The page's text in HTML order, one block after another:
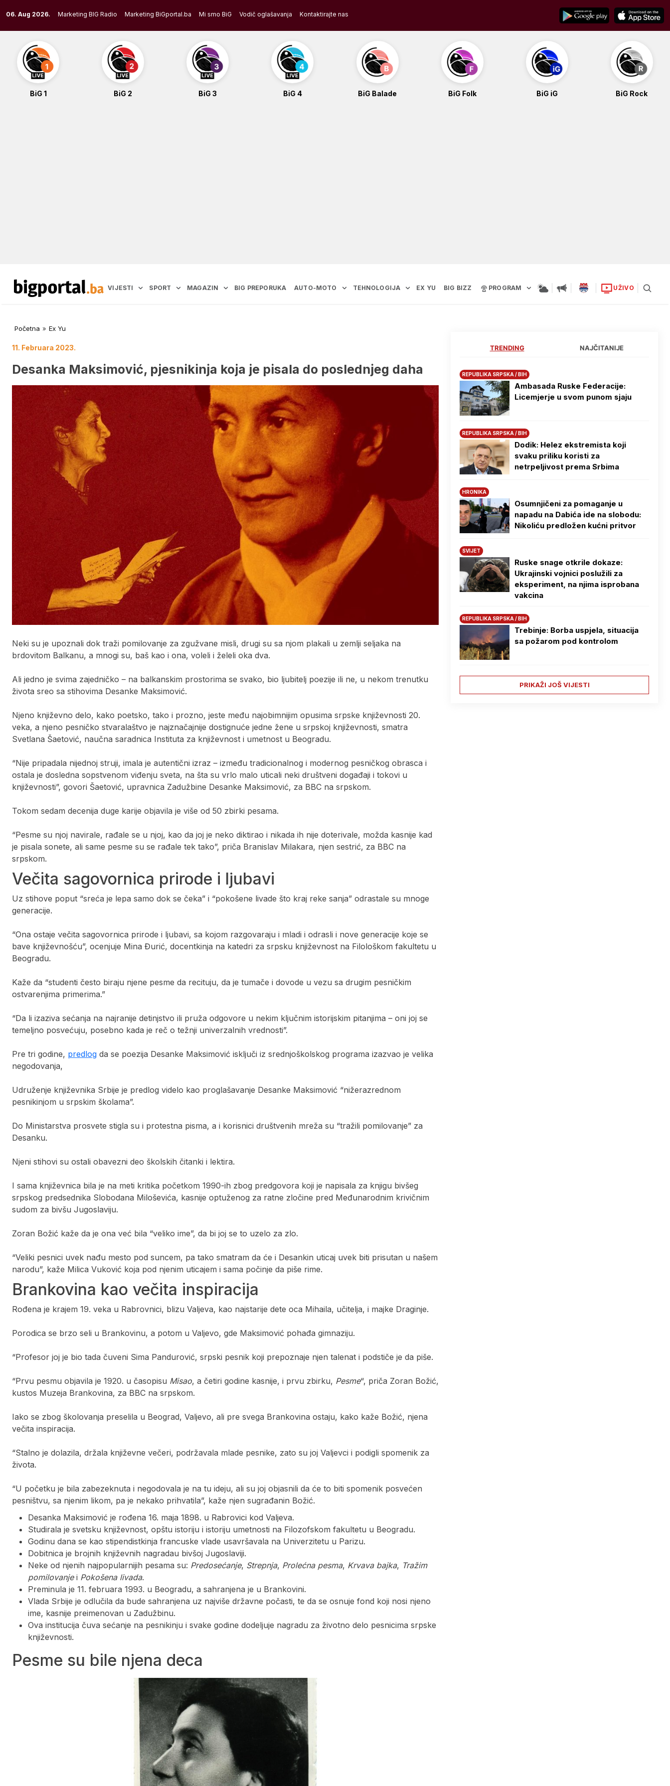
to
content
06. Aug 2026. Marketing BIG Radio Marketing BiGportal.ba Mi smo BiG Vodič oglašavanja Kontaktirajte nas
BiG 1 BiG 2 BiG 3 BiG 4 BiG Balade BiG Folk BiG iG BiG Rock
VIJESTI SPORT MAGAZIN BIG PREPORUKA AUTO-MOTO TEHNOLOGIJA EX YU BIG BIZZ PROGRAM UŽIVO
Početna » Ex Yu
11. Februara 2023.
Desanka Maksimović, pjesnikinja koja je pisala do poslednjeg daha
Neki su je upoznali dok traži pomilovanje za zgužvane misli, drugi su sa njom plakali u zemlji seljaka na
brdovitom Balkanu, a mnogi su, baš kao i ona, voleli i želeli oka dva.
Ali jedno je svima zajedničko – na balkanskim prostorima se svako, bio ljubitelj poezije ili ne, u nekom trenutku
života sreo sa stihovima Desanke Maksimović.
Njeno književno delo, kako poetsko, tako i prozno, jeste među najobimnijim opusima srpske književnosti 20.
veka, a njeno pesničko stvaralaštvo je najznačajnije dostignuće jedne žene u srpskoj književnosti, smatra
Svetlana Šaetović, naučna saradnica Instituta za književnost i umetnost u Beogradu.
“Nije pripadala nijednoj struji, imala je autentični izraz – između tradicionalnog i modernog pesničkog obrasca i
ostala je dosledna sopstvenom viđenju sveta, na šta su vrlo malo uticali neki društveni događaji i tokovi u
književnosti”, govori Šaetović, upravnica Zadužbine Desanke Maksimović, za BBC na srpskom.
Tokom sedam decenija duge karije objavila je više od 50 zbirki pesama.
“Pesme su njoj navirale, rađale se u njoj, kao da joj je neko diktirao i nikada ih nije doterivale, možda kasnije kad
je pisala sonete, ali same pesme su se rađale tek tako”, priča Branislav Milakara, njen sestrić, za BBC na
srpskom.
Večita sagovornica prirode i ljubavi
Uz stihove poput “sreća je lepa samo dok se čeka” i “pokošene livade što kraj reke sanja” odrastale su mnoge
generacije.
“Ona ostaje večita sagovornica prirode i ljubavi, sa kojom razgovaraju i mladi i odrasli i nove generacije koje se
bave književnošću”, ocenjuje Mina Đurić, docentkinja na katedri za srpsku književnost na Filološkom fakultetu u
Beogradu.
Kaže da “studenti često biraju njene pesme da recituju, da je tumače i dovode u vezu sa drugim pesničkim
ostvarenjima primerima.”
“Da li izaziva sećanja na najranije detinjstvo ili pruža odgovore u nekim ključnim istorijskim pitanjima – oni joj se
temeljno posvećuju, posebno kada je reč o težnji univerzalnih vrednosti”.
Pre tri godine, predlog da se poezija Desanke Maksimović isključi iz srednjoškolskog programa izazvao je velika
negodovanja,
Udruženje književnika Srbije je predlog videlo kao proglašavanje Desanke Maksimović “nižerazrednom
pesnikinjom u srpskim školama”.
Do Ministarstva prosvete stigla su i protestna pisma, a i korisnici društvenih mreža su “tražili pomilovanje” za
Desanku.
Njeni stihovi su ostali obavezni deo školskih čitanki i lektira.
I sama književnica bila je na meti kritika početkom 1990-ih zbog predgovora koji je napisala za knjigu bivšeg
srpskog predsednika Slobodana Miloševića, kasnije optuženog za ratne zločine pred Međunarodnim krivičnim
sudom za bivšu Jugoslaviju.
Zoran Božić kaže da je ona već bila “veliko ime”, da bi joj se to uzelo za zlo.
“Veliki pesnici uvek nađu mesto pod suncem, pa tako smatram da će i Desankin uticaj uvek biti prisutan u našem
narodu”, kaže Milica Vuković koja pod njenim uticajem i sama počinje da piše rime.
Brankovina kao večita inspiracija
Rođena je krajem 19. veka u Rabrovnici, blizu Valjeva, kao najstarije dete oca Mihaila, učitelja, i majke Draginje.
Porodica se brzo seli u Brankovinu, a potom u Valjevo, gde Maksimović pohađa gimnaziju.
“Profesor joj je bio tada čuveni Sima Pandurović, srpski pesnik koji prepoznaje njen talenat i podstiče je da piše.
“Prvu pesmu objavila je 1920. u časopisu Misao, a četiri godine kasnije, i prvu zbirku, Pesme“, priča Zoran Božić,
kustos Muzeja Brankovina, za BBC na srpskom.
Iako se zbog školovanja preselila u Beograd, Valjevo, ali pre svega Brankovina ostaju, kako kaže Božić, njena
večita inspiracija.
“Stalno je dolazila, držala književne večeri, podržavala mlade pesnike, zato su joj Valjevci i podigli spomenik za
života.
“U početku je bila zabezeknuta i negodovala je na tu ideju, ali su joj objasnili da će to biti spomenik posvećen
pesništvu, sa njenim likom, pa je nekako prihvatila”, kaže njen sugrađanin Božić.
Desanka Maksimović je rođena 16. maja 1898. u Rabrovici kod Valjeva.
Studirala je svetsku književnost, opštu istoriju i istoriju umetnosti na Filozofskom fakultetu u Beogradu.
Godinu dana se kao stipendistkinja francuske vlade usavršavala na Univerzitetu u Parizu.
Dobitnica je brojnih književnih nagradau bivšoj Jugoslaviji.
Neke od njenih najpopularnijih pesama su: Predosećanje, Strepnja, Prolećna pesma, Krvava bajka, Tražim
pomilovanjei Pokošena livada.
Preminula je 11. februara 1993. u Beogradu, a sahranjena je u Brankovini.
Vlada Srbije je odlučila da bude sahranjena uz najviše državne počasti, te da se osnuje fond koji nosi njeno
ime, kasnije preimenovan u Zadužbinu.
Ova institucija čuva sećanje na pesnikinju i svake godine dodeljuje nagradu za životno delo pesnicima srpske
književnosti.
Pesme su bile njena deca
TRENDING NAJČITANIJE
REPUBLIKA SRPSKA / BIH
Ambasada Ruske Federacije:
Licemjerje u svom punom sjaju
REPUBLIKA SRPSKA / BIH
Dodik: Helez ekstremista koji
svaku priliku koristi za
netrpeljivost prema Srbima
HRONIKA
Osumnjičeni za pomaganje u
napadu na Dabića ide na slobodu:
Nikoliću predložen kućni pritvor
SVIJET
Ruske snage otkrile dokaze:
Ukrajinski vojnici poslužili za
eksperiment, na njima isprobana
vakcina
REPUBLIKA SRPSKA / BIH
Trebinje: Borba uspjela, situacija
sa požarom pod kontrolom
PRIKAŽI JOŠ VIJESTI